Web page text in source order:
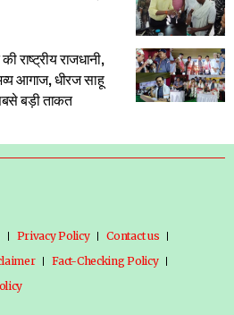
राष्ट्रीय राजधानी,
आगाज, धीरज साहू
बड़ी ताकत
Privacy Policy
Contact us
Fact-Checking Policy